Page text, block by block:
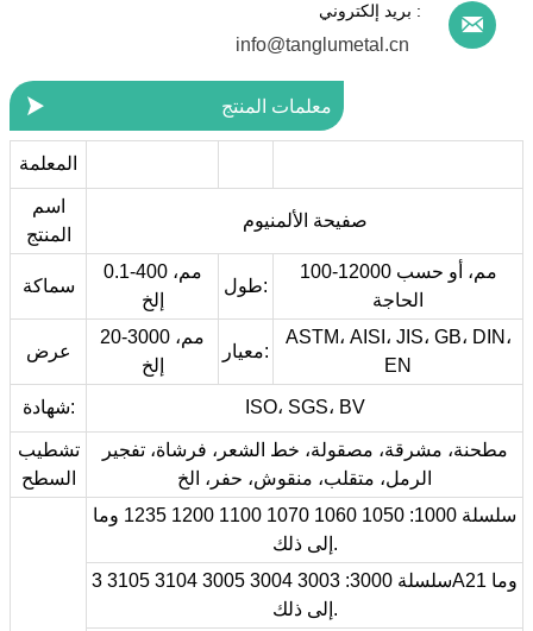
بريد إلكتروني :
info@tanglumetal.cn

 معلمات المنتج
المعلمة
اسم
المنتج
صفيحة الألمنيوم
سماكة
0.1-400 مم،
إلخ
طول:
100-12000 مم، أو حسب
الحاجة
عرض
20-3000 مم،
إلخ
معيار:
ASTM، AISI، JIS، GB، DIN،
EN
شهادة: ISO، SGS، BV
تشطيب
السطح
مطحنة، مشرقة، مصقولة، خط الشعر، فرشاة، تفجير
الرمل، متقلب، منقوش، حفر، الخ
سلسلة 1000: 1050 1060 1070 1100 1200 1235 وما
إلى ذلك.
سلسلة 3000: 3003 3004 3005 3104 3105 3A21 وما
إلى ذلك.